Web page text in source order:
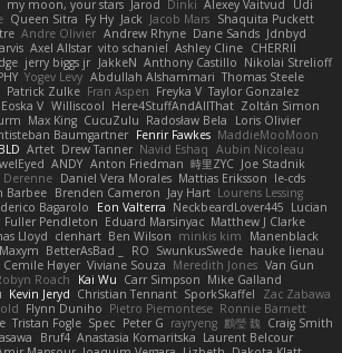
my moon, your stars Jarod Dinki Alexey Vaitvud
Udi
Queen Sitra Fy Hy Jack Jacob Mars Shaquita Puckett
Andre Olivier Andrew Rhyne Dane Sands Jdnbyd
Axel Allstar vito schaniel Ashley Cline CHERRII
jerry biggs jr JakkeN Anthony Castillo Nikolai Strelioff
Yogev Levy Abdullah Alshammari Thomas Steele
Patrick Zulke Fran Aspen Freyka V Taylor Gonzalez
V Williscool Here4StuffAndAllThat Zoltán Simon
Max King CucuZulu Radosław Bela
Loris Olivier
Baumgartner Fenrir Fawkes MaddieMooMoon
Artet Drew Tanner Navid Eshaq Aubin Nicoleau
ANDY Anton Friedman 時里ZYC Joe Stadnik
Derenne Daniel Vera Morales Mattias Eriksson le-cds
Barbee Brenden Cameron Jay Hart Lourens Lessing
Bagarolo Eon Valterra NeckbeardLover445 Lucian
Fuller Pendleton Eduard Marsinyac Matthew J Clarke
Lloyd clenhart Ben Wilson minkis kim
Manenblack
BetterAsBad _ RO SwunkusSwede hauke lienau
Cemile Høyer Viviane Souza Meredith Jones Van Gun
Roach Kai Wu Carr Simpson Mike Galland
Kevin Jeryd Christian Tennant SporkSkaffel
Zac Zabawa
Flynn Duniho Pietro Piemontese Ronnie Barnett
Tristan Fogle Spec Peter G rayryeng 鸝瑩 魏 Craig Smith
Bruf4 Anastasia Komaritska Laurent Belcour